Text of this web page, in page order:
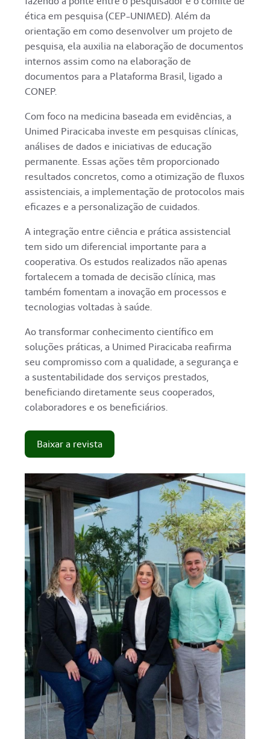
ética em pesquisa (CEP-UNIMED). Além da
orientação em como desenvolver um projeto de
pesquisa, ela auxilia na elaboração de documentos
internos assim como na elaboração de
documentos para a Plataforma Brasil, ligado a
CONEP.
Com foco na medicina baseada em evidências, a
Unimed Piracicaba investe em pesquisas clínicas,
análises de dados e iniciativas de educação
permanente. Essas ações têm proporcionado
resultados concretos, como a otimização de fluxos
assistenciais, a implementação de protocolos mais
eficazes e a personalização de cuidados.
A integração entre ciência e prática assistencial
tem sido um diferencial importante para a
cooperativa. Os estudos realizados não apenas
fortalecem a tomada de decisão clínica, mas
também fomentam a inovação em processos e
tecnologias voltadas à saúde.
Ao transformar conhecimento científico em
soluções práticas, a Unimed Piracicaba reafirma
seu compromisso com a qualidade, a segurança e
a sustentabilidade dos serviços prestados,
beneficiando diretamente seus cooperados,
colaboradores e os beneficiários.
Baixar a revista